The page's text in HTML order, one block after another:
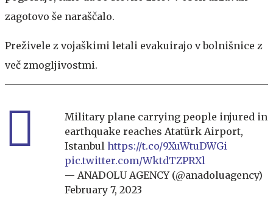
zagotovo še naraščalo.
Preživele z vojaškimi letali evakuirajo v bolnišnice z
več zmogljivostmi.
Military plane carrying people injured in
earthquake reaches Atatürk Airport,
Istanbul https://t.co/9XuWtuDWGi
pic.twitter.com/WktdTZPRXl
— ANADOLU AGENCY (@anadoluagency)
February 7, 2023